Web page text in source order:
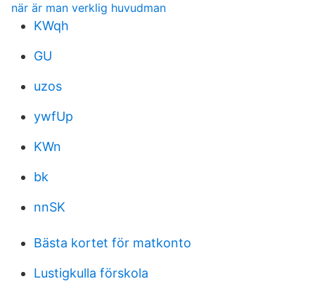
när är man verklig huvudman
KWqh
GU
uzos
ywfUp
KWn
bk
nnSK
Bästa kortet för matkonto
Lustigkulla förskola